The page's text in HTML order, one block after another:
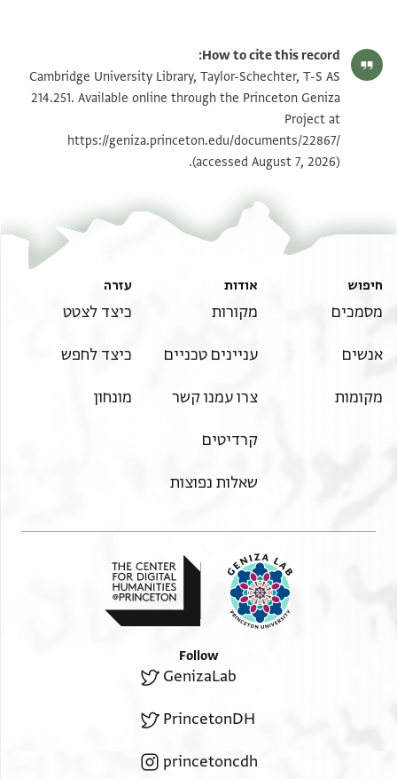
T-S AS 214.251 1v הגדל וסובב
תנאי היתר שימוש בתצלום
How to cite this record:
Cambridge University Library, Taylor-Schechter, T-S AS
214.251. Available online through the Princeton Geniza
Project at
https://geniza.princeton.edu/documents/22867/
(accessed August 7, 2026).
חיפוש
מסמכים
אנשים
מקומות
אודות
מקורות
עניינים טכניים
צרו עמנו קשר
קרדיטים
שאלות נפוצות
עזרה
כיצד לצטט
כיצד לחפש
מונחון
Follow
GenizaLab
PrincetonDH
princetoncdh